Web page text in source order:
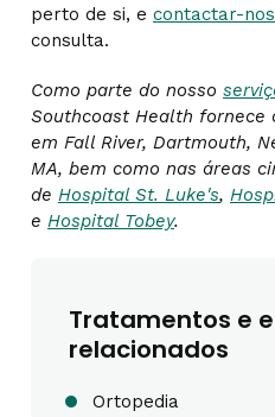
perto de si, e contactar-nos
consulta.
Como parte do nosso
Southcoast Health fornece
em Fall River, Dartmouth,
MA, bem como nas áreas
de Hospital St. Luke's,
e Hospital Tobey.
Tratamentos e
relacionados
Ortopedia